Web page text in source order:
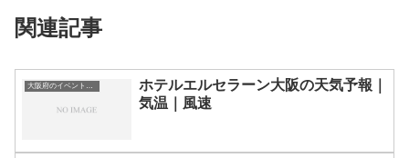
関連記事
大阪府のイベント会場一覧
ホテルエルセラーン大阪の天気予報｜
気温｜風速